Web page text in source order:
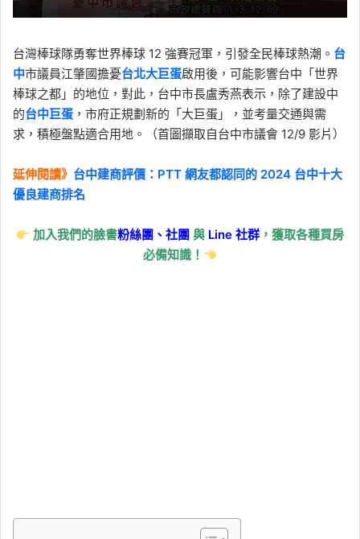
台灣棒球隊勇奪世界棒球 12 強賽冠軍，引發全民棒球熱潮。 台
中市議員江肇國擔憂台北大巨蛋啟用後，可能影響台中「世界
棒球之都」的地位，對此，台中市長盧秀燕表示，除了建設中
的台中巨蛋 ，市府正規劃新的「大巨蛋」，並考量交通與需
求，積極盤點適合用地。（首圖擷取自台中市議會 12/9 影片）
延伸閱讀》 台中建商評價：PTT 網友都認同的 2024 台中十大
優良建商排名
加入我們的臉書粉絲團、社團與 Line社群 ，獲取各種買房
必備知識！